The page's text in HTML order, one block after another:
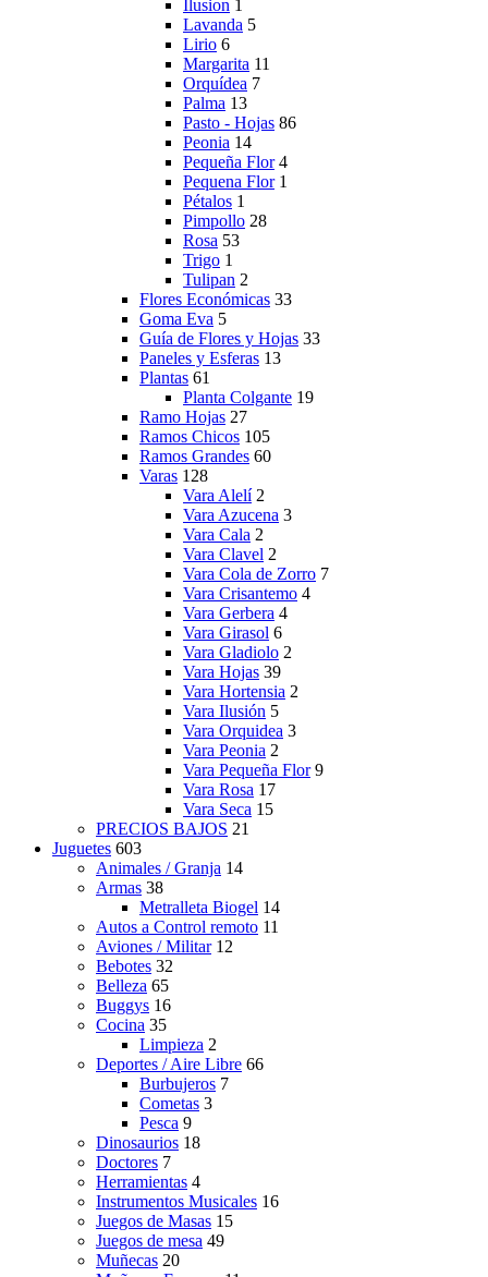
Ilusion 1
Lavanda 5
Lirio 6
Margarita 11
Orquídea 7
Palma 13
Pasto - Hojas 86
Peonia 14
Pequeña Flor 4
Pequena Flor 1
Pétalos 1
Pimpollo 28
Rosa 53
Trigo 1
Tulipan 2
Flores Económicas 33
Goma Eva 5
Guía de Flores y Hojas 33
Paneles y Esferas 13
Plantas 61
Planta Colgante 19
Ramo Hojas 27
Ramos Chicos 105
Ramos Grandes 60
Varas 128
Vara Alelí 2
Vara Azucena 3
Vara Cala 2
Vara Clavel 2
Vara Cola de Zorro 7
Vara Crisantemo 4
Vara Gerbera 4
Vara Girasol 6
Vara Gladiolo 2
Vara Hojas 39
Vara Hortensia 2
Vara Ilusión 5
Vara Orquidea 3
Vara Peonia 2
Vara Pequeña Flor 9
Vara Rosa 17
Vara Seca 15
PRECIOS BAJOS 21
Juguetes 603
Animales / Granja 14
Armas 38
Metralleta Biogel 14
Autos a Control remoto 11
Aviones / Militar 12
Bebotes 32
Belleza 65
Buggys 16
Cocina 35
Limpieza 2
Deportes / Aire Libre 66
Burbujeros 7
Cometas 3
Pesca 9
Dinosaurios 18
Doctores 7
Herramientas 4
Instrumentos Musicales 16
Juegos de Masas 15
Juegos de mesa 49
Muñecas 20